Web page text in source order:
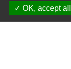
NUMÉROS
OK, accept all